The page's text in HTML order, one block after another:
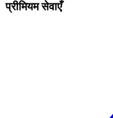
प्रीमियम सेवाएँ